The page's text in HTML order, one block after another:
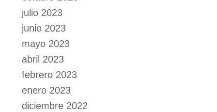
julio 2023
junio 2023
mayo 2023
abril 2023
febrero 2023
enero 2023
diciembre 2022